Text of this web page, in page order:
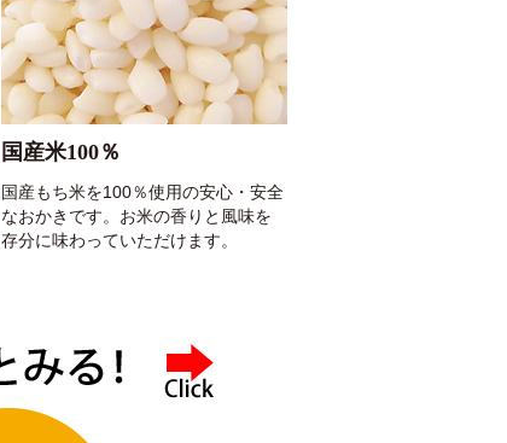
国産米100％
国産もち米を100％使用の安心・安全
なおかきです。お米の香りと風味を
存分に味わっていただけます。